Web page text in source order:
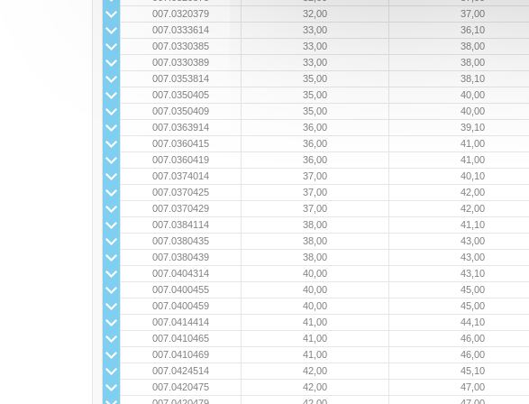
007.0320379
32,00 37,00
007.0333614
33,00 36,10
007.0330385
33,00 38,00
007.0330389
33,00 38,00
007.0353814
35,00 38,10
007.0350405
35,00 40,00
007.0350409
35,00 40,00
007.0363914
36,00 39,10
007.0360415
36,00 41,00
007.0360419
36,00 41,00
007.0374014
37,00 40,10
007.0370425
37,00 42,00
007.0370429
37,00 42,00
007.0384114
38,00 41,10
007.0380435
38,00 43,00
007.0380439
38,00 43,00
007.0404314
40,00 43,10
007.0400455
40,00 45,00
007.0400459
40,00 45,00
007.0414414
41,00 44,10
007.0410465
41,00 46,00
007.0410469
41,00 46,00
007.0424514
42,00 45,10
007.0420475
42,00 47,00